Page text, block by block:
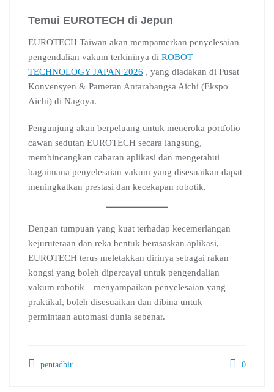
Temui EUROTECH di Jepun
EUROTECH Taiwan akan mempamerkan penyelesaian
pengendalian vakum terkininya di ROBOT
TECHNOLOGY JAPAN 2026 , yang diadakan di Pusat
Konvensyen & Pameran Antarabangsa Aichi (Ekspo
Aichi) di Nagoya.
Pengunjung akan berpeluang untuk meneroka portfolio
cawan sedutan EUROTECH secara langsung,
membincangkan cabaran aplikasi dan mengetahui
bagaimana penyelesaian vakum yang disesuaikan dapat
meningkatkan prestasi dan kecekapan robotik.
Dengan tumpuan yang kuat terhadap kecemerlangan
kejuruteraan dan reka bentuk berasaskan aplikasi,
EUROTECH terus meletakkan dirinya sebagai rakan
kongsi yang boleh dipercayai untuk pengendalian
vakum robotik—menyampaikan penyelesaian yang
praktikal, boleh disesuaikan dan dibina untuk
permintaan automasi dunia sebenar.
pentadbir 0